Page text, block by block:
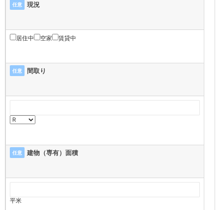
任意 現況
居住中 空家 賃貸中
任意 間取り
任意 建物（専有）面積
平米